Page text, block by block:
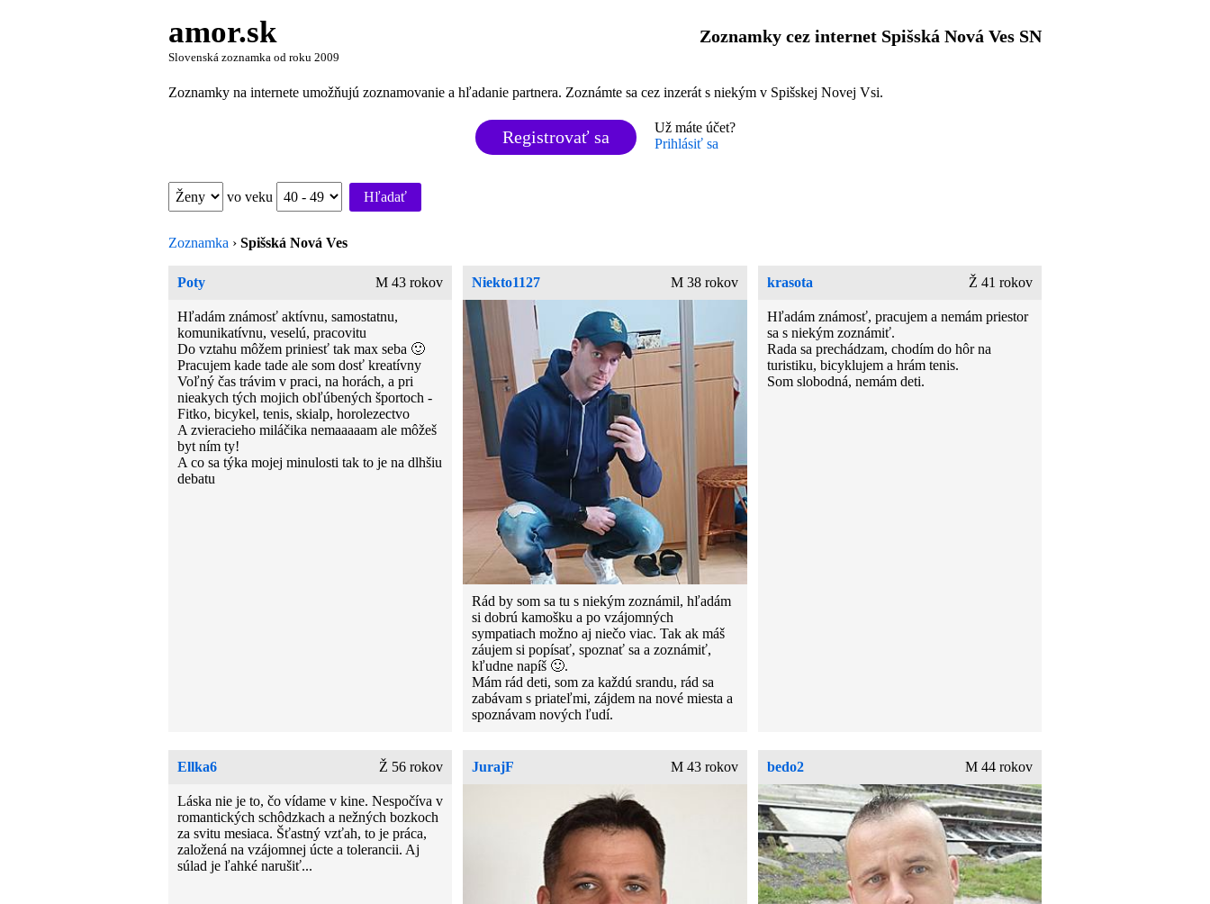
amor.sk
Slovenská zoznamka od roku 2009
Zoznamky cez internet Spišská Nová Ves SN
Zoznamky na internete umožňujú zoznamovanie a hľadanie partnera. Zoznámte sa cez inzerát s niekým v Spišskej Novej Vsi.
Registrovať sa
Už máte účet?
Prihlásiť sa
vo veku Hľadať
Zoznamka › Spišská Nová Ves
Poty M 43 rokov
Hľadám známosť aktívnu, samostatnu,
komunikatívnu, veselú, pracovitu
Do vztahu môžem priniesť tak max seba 🙂
Pracujem kade tade ale som dosť kreatívny
Voľný čas trávim v praci, na horách, a pri
nieakych tých mojich obľúbených športoch -
Fitko, bicykel, tenis, skialp, horolezectvo
A zvieracieho miláčika nemaaaaam ale môžeš
byt ním ty!
A co sa týka mojej minulosti tak to je na dlhšiu
debatu
Niekto1127 M 38 rokov
Rád by som sa tu s niekým zoznámil, hľadám
si dobrú kamošku a po vzájomných
sympatiach možno aj niečo viac. Tak ak máš
záujem si popísať, spoznať sa a zoznámiť,
kľudne napíš 🙂.
Mám rád deti, som za každú srandu, rád sa
zabávam s priateľmi, zájdem na nové miesta a
spoznávam nových ľudí.
krasota Ž 41 rokov
Hľadám známosť, pracujem a nemám priestor
sa s niekým zoznámiť.
Rada sa prechádzam, chodím do hôr na
turistiku, bicyklujem a hrám tenis.
Som slobodná, nemám deti.
Ellka6 Ž 56 rokov
Láska nie je to, čo vídame v kine. Nespočíva v
romantických schôdzkach a nežných bozkoch
za svitu mesiaca. Šťastný vzťah, to je práca,
založená na vzájomnej úcte a tolerancii. Aj
súlad je ľahké narušiť...
JurajF M 43 rokov bedo2 M 44 rokov